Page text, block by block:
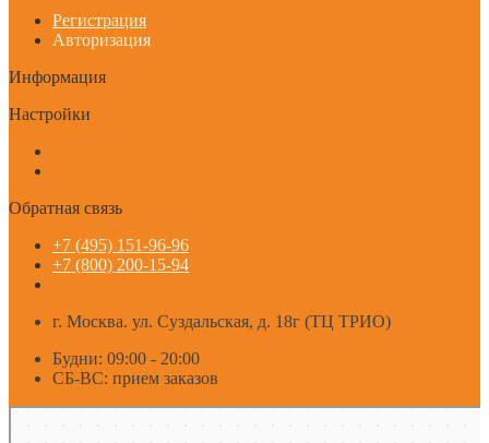
Регистрация
Авторизация
Информация
Настройки
Обратная связь
+7 (495) 151-96-96
+7 (800) 200-15-94
г. Москва. ул. Суздальская, д. 18г (ТЦ ТРИО)
Будни: 09:00 - 20:00
СБ-ВС: прием заказов